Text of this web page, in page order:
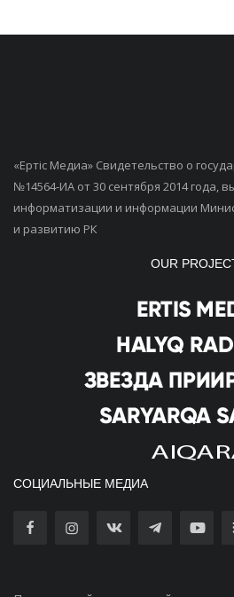
«Ертiс Медиа» Свидетельство о
№14564-ИА от 30 сентября 2014 года,
информатизации и информации
и развитию РК
OUR
СОЦИАЛЬНЫЕ МЕДИА